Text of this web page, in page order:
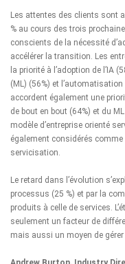
Les attentes des clients sont
% au cours des trois
conscients de la nécessité
accélérer la transition. Les
la priorité à l’adoption de l’IA
(ML) (56%) et
accordent également une
de bout en bout (64%) et du
modèle d’entreprise orienté
également considérés
servicisation.
Le retard dans l’évolution
processus (25 %) et par la
produits à celle de services.
seulement un facteur de
mais aussi un moyen de